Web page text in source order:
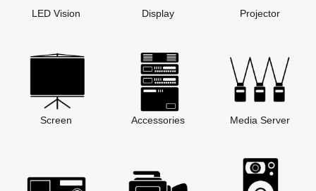
LED Vision Display Projector
Screen Accessories Media Server